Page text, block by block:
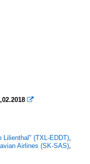

Lilienthal" (TXL-EDDT),
Airlines (SK-SAS),